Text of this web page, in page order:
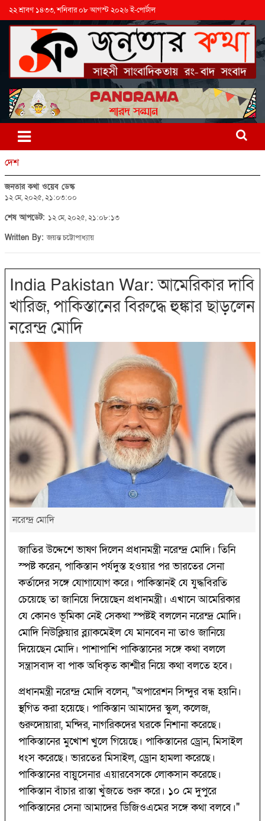
২২ শ্রাবণ ১৪৩৩, শনিবার ০৮ আগস্ট ২০২৬ ই-পোর্টাল
দেশ
জনতার কথা ওয়েব ডেস্ক
১২ মে, ২০২৫, ২১:০৩:০০
শেষ আপডেট: ১২ মে, ২০২৫, ২১:০৮:১৩
Written By:জয়ন্ত চট্টোপাধ্যায়
India Pakistan War: আমেরিকার দাবি
খারিজ, পাকিস্তানের বিরুদ্ধে হুঙ্কার ছাড়লেন
নরেন্দ্র মোদি
নরেন্দ্র মোদি
জাতির উদ্দেশে ভাষণ দিলেন প্রধানমন্ত্রী নরেন্দ্র মোদি। তিনি
স্পষ্ট করেন, পাকিস্তান পর্যদুস্ত হওয়ার পর ভারতের সেনা
কর্তাদের সঙ্গে যোগাযোগ করে। পাকিস্তানই যে যুদ্ধবিরতি
চেয়েছে তা জানিয়ে দিয়েছেন প্রধানমন্ত্রী। এখানে আমেরিকার
যে কোনও ভূমিকা নেই সেকথা স্পষ্টই বললেন নরেন্দ্র মোদি।
মোদি নিউক্লিয়ার ব্ল্যাকমেইল যে মানবেন না তাও জানিয়ে
দিয়েছেন মোদি। পাশাপাশি পাকিস্তানের সঙ্গে কথা বললে
সন্ত্রাসবাদ বা পাক অধিকৃত কাশ্মীর নিয়ে কথা বলতে হবে।
প্রধানমন্ত্রী নরেন্দ্র মোদি বলেন, "অপারেশন সিন্দুর বন্ধ হয়নি।
স্থগিত করা হয়েছে। পাকিস্তান আমাদের স্কুল, কলেজ,
গুরুদোয়ারা, মন্দির, নাগরিকদের ঘরকে নিশানা করেছে।
পাকিস্তানের মুখোশ খুলে গিয়েছে। পাকিস্তানের ড্রোন, মিসাইল
ধংস করেছে। ভারতের মিসাইল, ড্রোন হামলা করেছে।
পাকিস্তানের বায়ুসেনার এয়ারবেসকে লোকসান করেছে।
পাকিস্তান বাঁচার রাস্তা খুঁজতে শুরু করে। ১০ মে দুপুরে
পাকিস্তানের সেনা আমাদের ডিজিওএমের সঙ্গে কথা বলবে।"